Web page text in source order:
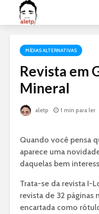
MÍDIAS ALTERNATIVAS
Revista em
Mineral
aletp 1 min para ler
Quando você pensa
aparece uma
daquelas bem
Trata-se da revista I-
revista de 32 páginas
encartada como